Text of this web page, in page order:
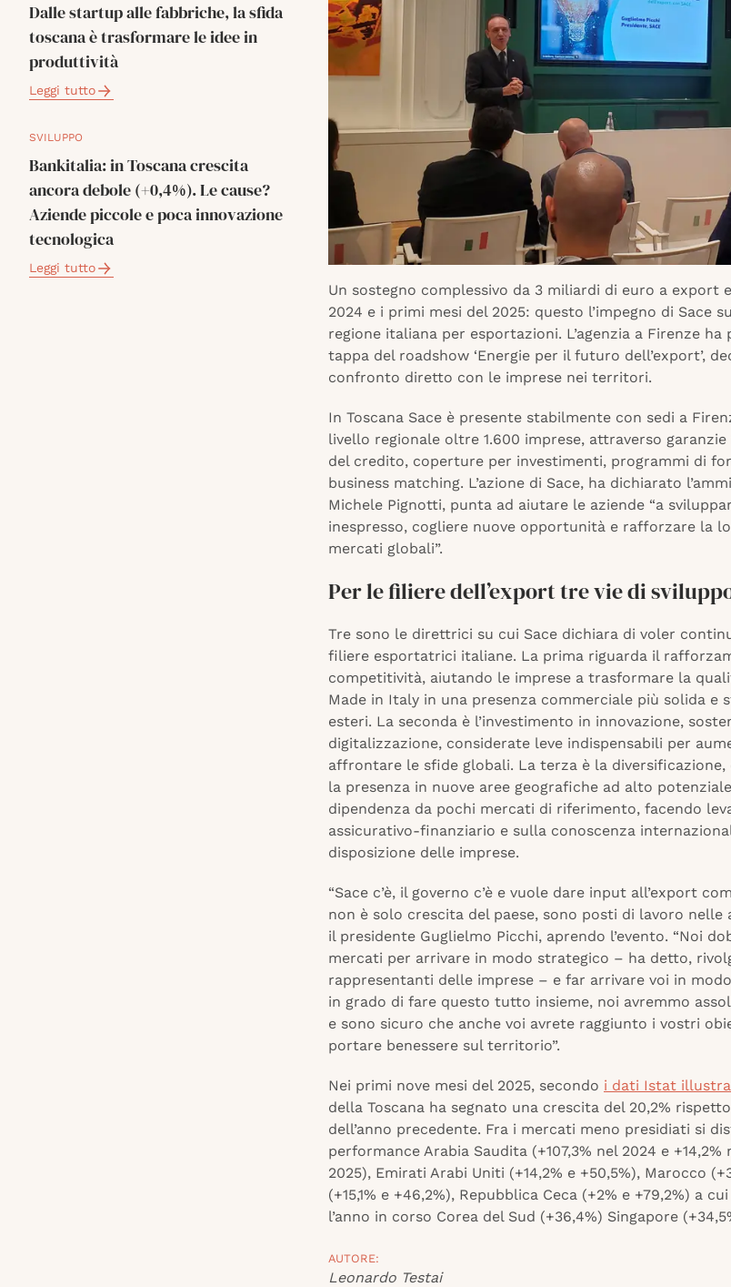
Dalle startup alle fabbriche, la sfida
toscana è trasformare le idee in
produttività
Leggi tutto
SVILUPPO
Bankitalia: in Toscana crescita
ancora debole (+0,4%). Le cause?
Aziende piccole e poca innovazione
tecnologica
Leggi tutto
Un sostegno complessivo da 3 miliardi di euro a export
2024 e i primi mesi del 2025: questo l’impegno di Sace
regione italiana per esportazioni. L’agenzia a Firenze
tappa del roadshow ‘Energie per il futuro dell’export’,
confronto diretto con le imprese nei territori.
In Toscana Sace è presente stabilmente con sedi a
livello regionale oltre 1.600 imprese, attraverso
del credito, coperture per investimenti, programmi di
business matching. L’azione di Sace, ha dichiarato
Michele Pignotti, punta ad aiutare le aziende “a
inespresso, cogliere nuove opportunità e rafforzare la
mercati globali”.
Per le filiere dell’export tre vie di
Tre sono le direttrici su cui Sace dichiara di voler
filiere esportatrici italiane. La prima riguarda il
competitività, aiutando le imprese a trasformare la
Made in Italy in una presenza commerciale più solida e
esteri. La seconda è l’investimento in innovazione,
digitalizzazione, considerate leve indispensabili per
affrontare le sfide globali. La terza è la diversificazione,
la presenza in nuove aree geografiche ad alto
dipendenza da pochi mercati di riferimento, facendo
assicurativo-finanziario e sulla conoscenza
disposizione delle imprese.
“Sace c’è, il governo c’è e vuole dare input all’export
non è solo crescita del paese, sono posti di lavoro nelle
il presidente Guglielmo Picchi, aprendo l’evento. “Noi
mercati per arrivare in modo strategico – ha detto,
rappresentanti delle imprese – e far arrivare voi in
in grado di fare questo tutto insieme, noi avremmo
e sono sicuro che anche voi avrete raggiunto i vostri
portare benessere sul territorio”.
Nei primi nove mesi del 2025, secondo i dati Istat
della Toscana ha segnato una crescita del 20,2%
dell’anno precedente. Fra i mercati meno presidiati si
performance Arabia Saudita (+107,3% nel 2024 e
2025), Emirati Arabi Uniti (+14,2% e +50,5%), Marocco
(+15,1% e +46,2%), Repubblica Ceca (+2% e +79,2%) a
l’anno in corso Corea del Sud (+36,4%) Singapore
AUTORE:
Leonardo Testai